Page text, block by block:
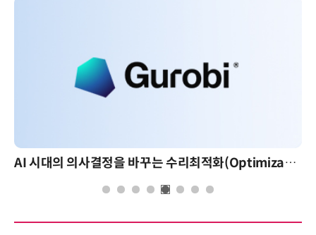
AI 시대의 의사결정을 바꾸는 수리최적화(Optimization): 실제 산업 적용 사례와 활용 전략